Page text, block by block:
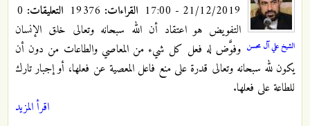
الشيخ علي آل محسن
21/12/2019 - 17:00 القراءات: التعليقات:
التفويض هو اعتقاد أن الله سبحانه وتعالى خلق الإنسان
وفوَّض له فعل كل شيء من المعاصي والطاعات من دون أن
يكون لله سبحانه وتعالى قدرة على منع فاعل المعصية عن فعلها، أو إجبار تارك
للطاعة على فعلها.
اقرأ المزيد